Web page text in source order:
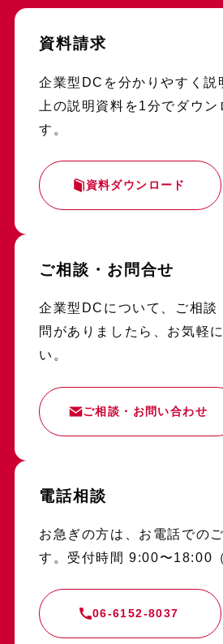
資料請求
企業型DCを分かりやすく説
上の説明資料を1分でダウン
す。
資料ダウンロード
ご相談・お問合せ
企業型DCについて、ご相談
問がありましたら、お気軽
い。
ご相談・お問い合わせ
電話相談
お急ぎの方は、お電話での
す。受付時間 9:00〜18:00
06-6152-8037